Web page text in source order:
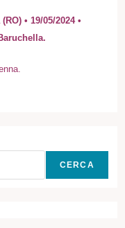
• 19/05/2024 •
.
CERCA